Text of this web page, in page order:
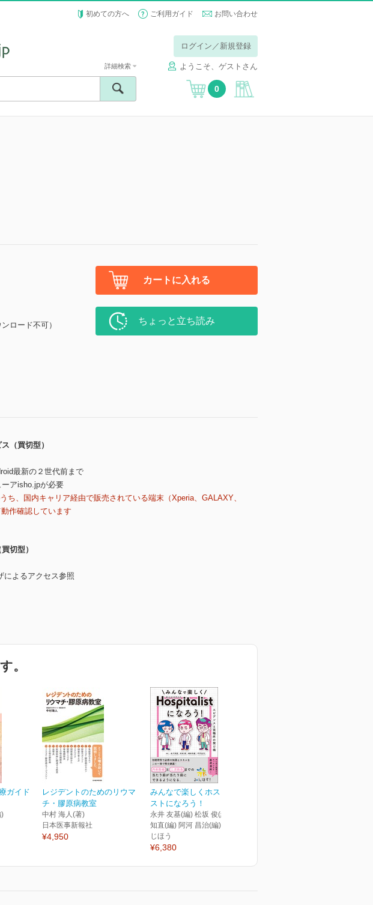
初めての方へ ご利用ガイド お問い合わせ
ログイン／新規登録
ようこそ、ゲストさん
詳細検索
0
ロード不可）
カートに入れる
ちょっと立ち読み
（買切型）
最新の２世代前まで
アisho.jpが必要
ち、国内キャリア経由で販売されている端末（Xperia、GALAXY、
作確認しています
切型）
よるアクセス参照
。
ガイド
)
レジデントのためのリウマ
チ・膠原病教室
中村 海人(著)
日本医事新報社
¥4,950
みんなで楽しくホスピタリ
ストになろう！
永井 友基(編) 松坂 俊(編) 橋本
知直(編) 阿河 昌治(編)
じほう
¥6,380